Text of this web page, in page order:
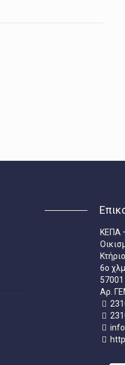
ΚΕΠΑ
6ο
Aρ.